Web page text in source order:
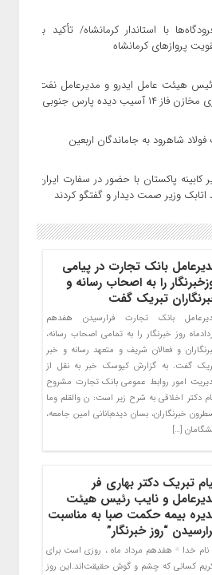
با استاندار کرمانشاه/ تأکید بر
پروازهای کرمانشاه
هیئت عامل ایدرو و مدیرعامل نفت
دیده پارس جنوبی
شاهرود به جاماندگان اربعین
کم سابقه، ۶ وزیر کابینه پاکستان با حضور در سفارت ایران
اتابک وزیر صمت دیدار و گفتگو کردند
بانک تجارت در پیامی
را به اصحاب رسانه و
تبریک گفت
بانک تجارت فرارسیدن هفدهم
روز خبرنگار را به تمامی اصحاب رسانه،
و فعالان شریف و متعهد رسانه و خبر
گفت. به گزارش کیوسک خبر به نقل از
امور روابط عمومی بانک تجارت مشروح
دکتر اخلاقی به شرح زیر است: ن والقلم وما
خبرنگاران، بسان دیده‌بانانی امین جامعه،
[…]
تبریک دکتر بهاری فر
و نایب رئیس هیئت
بیمه حکمت صبا به مناسبت
“روز خبرنگار”
نام خدا
هفدهم مرداد ماه ، روزی است برای
کسانی که چشم و گوش حقیقت‌اند.این روز